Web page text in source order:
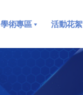
學術專區 活動花絮